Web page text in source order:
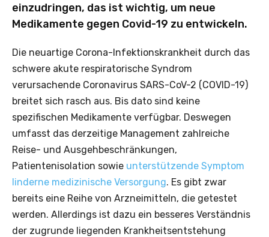
einzudringen, das ist wichtig, um neue
Medikamente gegen Covid-19 zu entwickeln.
Die neuartige Corona-Infektionskrankheit durch das
schwere akute respiratorische Syndrom
verursachende Coronavirus SARS-CoV-2 (COVID-19)
breitet sich rasch aus. Bis dato sind keine
spezifischen Medikamente verfügbar. Deswegen
umfasst das derzeitige Management zahlreiche
Reise- und Ausgehbeschränkungen,
Patientenisolation sowie unterstützende Symptom
linderne medizinische Versorgung. Es gibt zwar
bereits eine Reihe von Arzneimitteln, die getestet
werden. Allerdings ist dazu ein besseres Verständnis
der zugrunde liegenden Krankheitsentstehung